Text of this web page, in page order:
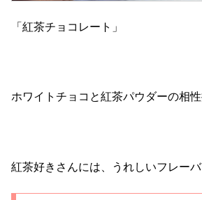
「紅茶チョコレート」
ホワイトチョコと紅茶パウダーの相性
紅茶好きさんには、うれしいフレー